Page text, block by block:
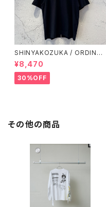
SHINYAKOZUKA / ORDINAR
Y S/S TEE(ISSUE#8) / BLAC
K
¥8,470
30%OFF
その他の商品